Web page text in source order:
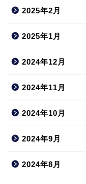
2025年2月
2025年1月
2024年12月
2024年11月
2024年10月
2024年9月
2024年8月